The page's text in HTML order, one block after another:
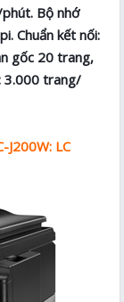
Bộ nhớ
Chuẩn kết nối:
gốc 20 trang,
3.000 trang/
LC